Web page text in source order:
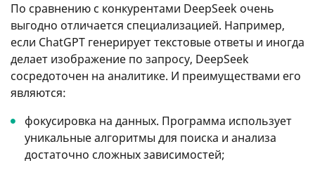
По сравнению с конкурентами DeepSeek очень
выгодно отличается специализацией. Например,
если ChatGPT генерирует текстовые ответы и иногда
делает изображение по запросу, DeepSeek
сосредоточен на аналитике. И преимуществами его
являются:
фокусировка на данных. Программа использует
уникальные алгоритмы для поиска и анализа
достаточно сложных зависимостей;